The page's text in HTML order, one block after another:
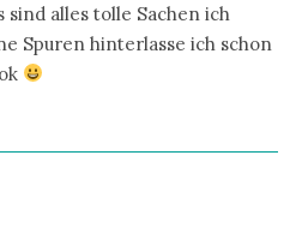
sind alles tolle Sachen ich
Spuren hinterlasse ich schon